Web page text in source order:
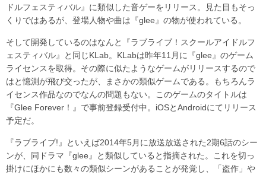
ドルフェスティバル』に類似した音ゲーをリリース。見た目もそっ
くりではあるが、登場人物や曲は『glee』の物が使われている。
そして開発しているのはなんと『ラブライブ！スクールアイドルフ
ェスティバル』と同じKLab。KLabは昨年11月に『glee』のゲーム
ライセンスを取得。その際に似たようなゲームがリリースするので
はと憶測が飛び交ったが、まさかの類似ゲームである。もちろんラ
イセンス作品なのでなんの問題もない。このゲームのタイトルは
『Glee Forever！』で事前登録受付中。iOSとAndroidにてリリース
予定だ。
『ラブライブ!』といえば2014年5月に放送放送された2期6話のシー
ンが、同ドラマ『glee』と類似していると指摘された。これを切っ
掛けにほかにも数々の類似シーンがあることが発覚し、「盗作」や